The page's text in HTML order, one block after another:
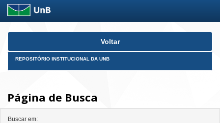
Skip
Voltar
REPOSITÓRIO INSTITUCIONAL DA UNB
Página de Busca
Buscar em: